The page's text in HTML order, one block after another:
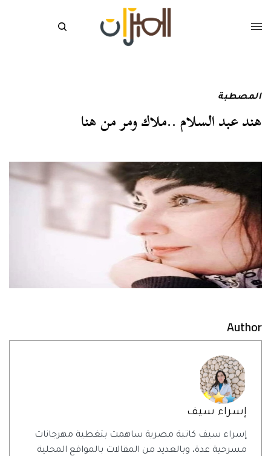
المصطبة
هند عبد السلام ..ملاك ومر من هنا
Author
إسراء سيف
إسراء سيف كاتبة مصرية ساهمت بتغطية مهرجانات
مسرحية عدة، وبالعديد من المقالات بالمواقع المحلية